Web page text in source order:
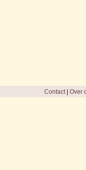
Contact| Over